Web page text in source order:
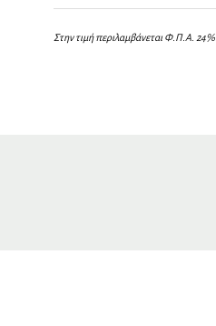
Στην τιμή περιλαμβάνεται Φ.Π.Α. 24%